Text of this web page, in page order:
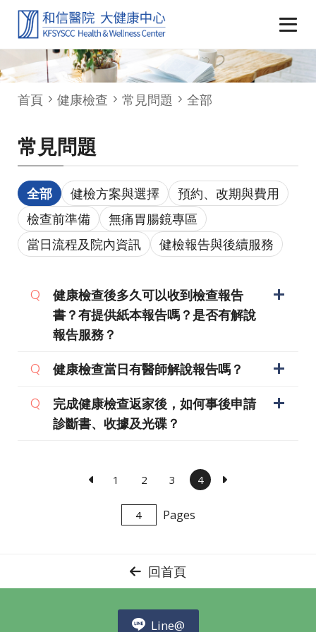
首頁 健康檢查 常見問題 全部
常見問題
全部 健檢方案與選擇
預約、改期與費用
檢查前準備
無痛胃腸鏡專區
當日流程及院內資訊
健檢報告與後續服務
健康檢查後多久可以收到檢查報告
書？有提供紙本報告嗎？是否有解說
報告服務？
健康檢查當日有醫師解說報告嗎？
完成健康檢查返家後，如何事後申請
診斷書、收據及光碟？
1 2 3 4
Pages
回首頁
Line@